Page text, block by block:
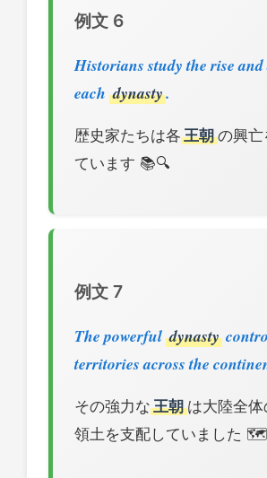
例文 6
Historians study the rise
each dynasty.
歴史家たちは各 王朝の興亡
ています 📚🔍
例文 7
The powerful dynasty
territories across the
その強力な 王朝は大陸全
領土を支配していました